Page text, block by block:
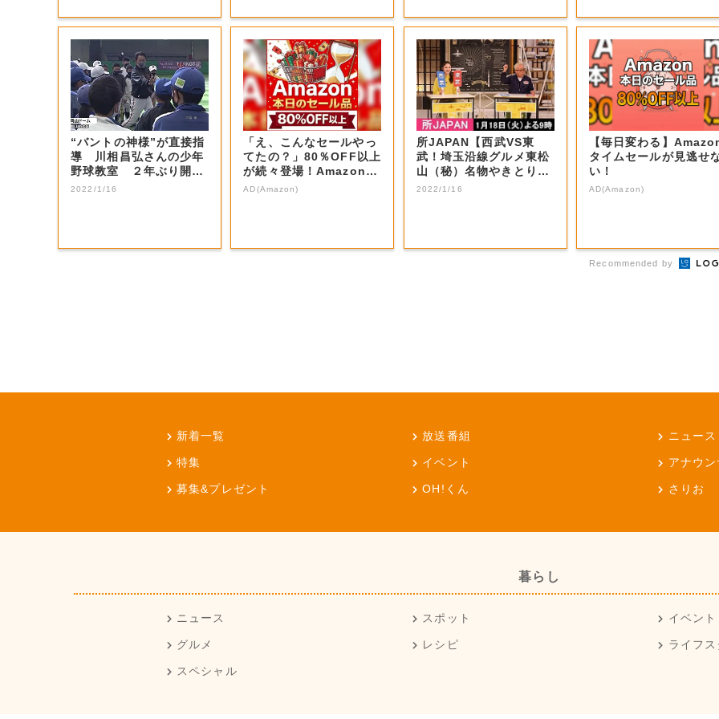
“バントの神様”が直接指
導 川相昌弘さんの少年
野球教室 ２年ぶり開催
【岡山・岡山...
2022/1/16
「え、こんなセールやっ
てたの？」80％OFF以上
が続々登場！Amazonの
本気が...
AD(Amazon)
所JAPAN【西武VS東
武！埼玉沿線グルメ東松
山（秘）名物やきとり＆
秩父ホルモン...
2022/1/16
【毎日変わる】
タイムセールが見逃せ
い！
AD(Amazon)
Recommended by
新着一覧 放送番組 ニュース
特集 イベント アナウ
募集&プレゼント OH!くん さりお
暮らし
ニュース スポット イベント
グルメ レシピ ライフ
スペシャル